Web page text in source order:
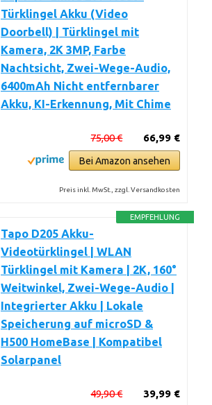
Türklingel Akku (Video
Doorbell) | Türklingel mit
Kamera, 2K 3MP, Farbe
Nachtsicht, Zwei-Wege-Audio,
6400mAh Nicht entfernbarer
Akku, KI-Erkennung, Mit Chime
66,99 €
75,00 €
Bei Amazon ansehen
Preis inkl. MwSt., zzgl. Versandkosten
EMPFEHLUNG
Tapo D205 Akku-
Videotürklingel | WLAN
Türklingel mit Kamera | 2K, 160°
Weitwinkel, Zwei-Wege-Audio |
Integrierter Akku | Lokale
Speicherung auf microSD &
H500 HomeBase | Kompatibel
Solarpanel
39,99 €
49,90 €